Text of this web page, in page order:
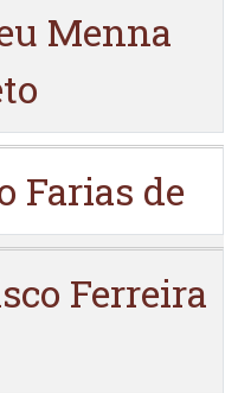
Menna
Farias de
Ferreira